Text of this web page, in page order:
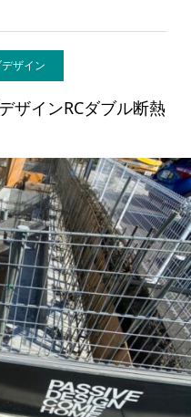
ザイン
インRCダブル断熱